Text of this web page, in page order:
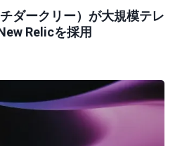
ダークリー）が大規模テレ
Relicを採用